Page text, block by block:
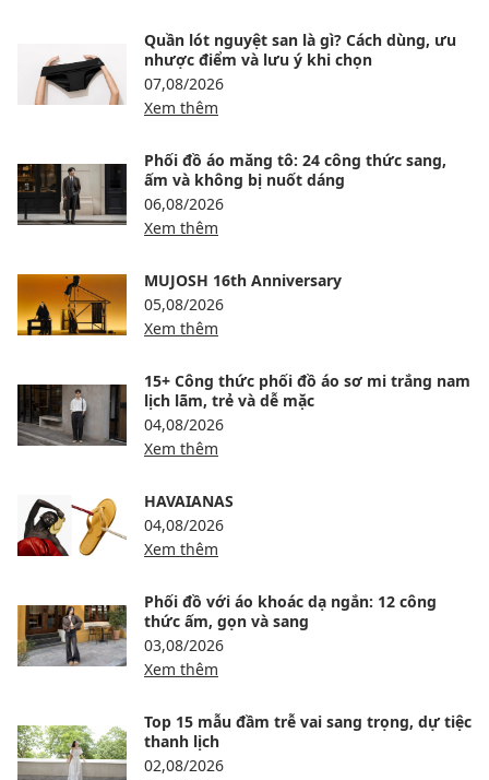
Quần lót nguyệt san là gì? Cách dùng, ưu
nhược điểm và lưu ý khi chọn
07,08/2026
Xem thêm
Phối đồ áo măng tô: 24 công thức sang,
ấm và không bị nuốt dáng
06,08/2026
Xem thêm
MUJOSH 16th Anniversary
05,08/2026
Xem thêm
15+ Công thức phối đồ áo sơ mi trắng nam
lịch lãm, trẻ và dễ mặc
04,08/2026
Xem thêm
HAVAIANAS
04,08/2026
Xem thêm
Phối đồ với áo khoác dạ ngắn: 12 công
thức ấm, gọn và sang
03,08/2026
Xem thêm
Top 15 mẫu đầm trễ vai sang trọng, dự tiệc
thanh lịch
02,08/2026